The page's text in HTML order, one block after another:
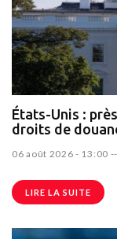
États-Unis :
droits de
06 août 2026 - 13:00 --
LIRE LA SUITE